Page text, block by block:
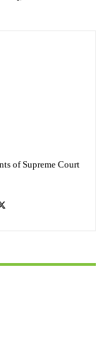
of Supreme Court